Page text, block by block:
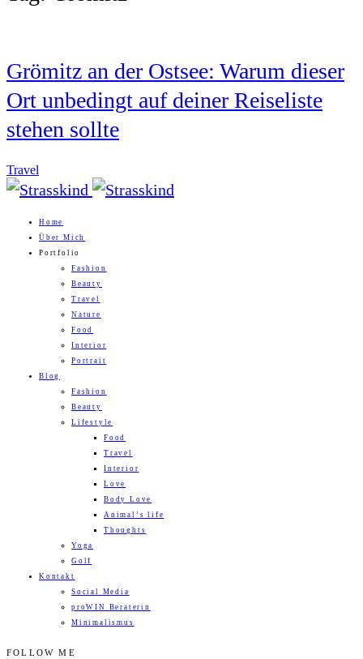
Grömitz an der Ostsee: Warum dieser
Ort unbedingt auf deiner Reiseliste
stehen sollte
Travel
Home
Über Mich
Portfolio
Fashion
Beauty
Travel
Nature
Food
Interior
Portrait
Blog
Fashion
Beauty
Lifestyle
Food
Travel
Interior
Love
Body Love
Animal’s life
Thoughts
Yoga
Golf
Kontakt
Social Media
proWIN Beraterin
Minimalismus
FOLLOW ME